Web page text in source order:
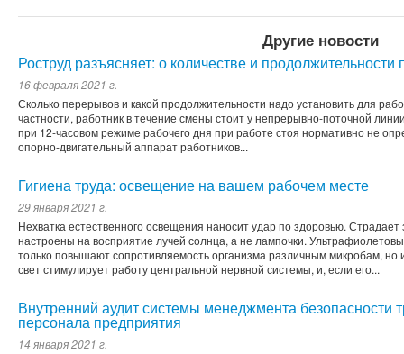
Другие новости
Роструд разъясняет: о количестве и
16 февраля 2021 г.
Сколько перерывов и какой продолжительности надо установить для
частности, работник в течение смены стоит у непрерывно-поточной
при 12-часовом режиме рабочего дня при работе стоя нормативно не
опорно-двигательный аппарат работников...
Гигиена труда: освещение на вашем рабочем месте
29 января 2021 г.
Нехватка естественного освещения наносит удар по здоровью.
настроены на восприятие лучей солнца, а не лампочки.
только повышают сопротивляемость организма различным микробам,
свет стимулирует работу центральной нервной системы, и, если его...
Внутренний аудит системы менеджмента безопасности
персонала предприятия
14 января 2021 г.